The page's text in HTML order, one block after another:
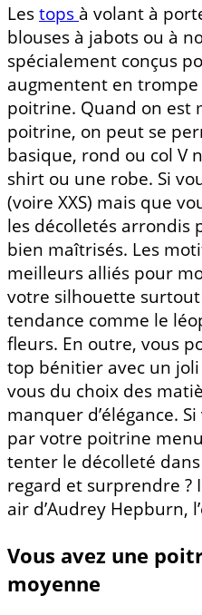
Lestops à volant à
blouses à jabots ou à
spécialement conçus
augmentent en
poitrine. Quand on est
poitrine, on peut se
basique, rond ou col V
shirt ou une robe. Si
(voire XXS) mais que
les décolletés arrondis
bien maîtrisés. Les
meilleurs alliés pour
votre silhouette surtout
tendance comme le
fleurs. En outre, vous
top bénitier avec un
vous du choix des
manquer d’élégance.
par votre poitrine
tenter le décolleté
regard et surprendre ?
air d’Audrey Hepburn,
Vous avez une
moyenne